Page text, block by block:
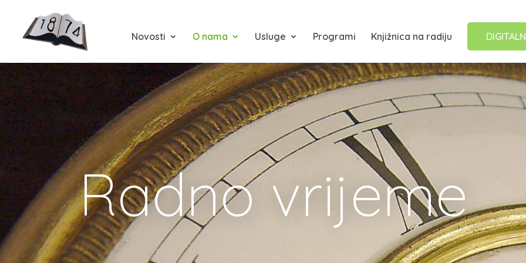
Novosti O nama Usluge Programi Knjižnica na radiju
Radno vrijeme